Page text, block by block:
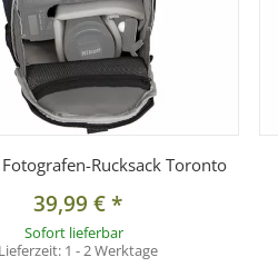
Rucksack Toronto
39,99 €*
Sofort lieferbar
Lieferzeit: 1 - 2 Werktage